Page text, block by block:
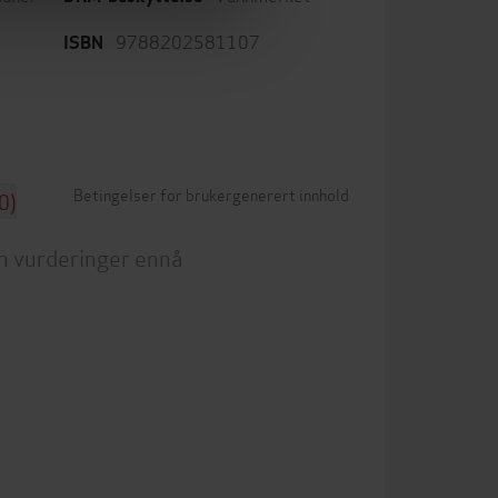
ISBN 9788202581107
Betingelser for brukergenerert innhold
vurderinger ennå